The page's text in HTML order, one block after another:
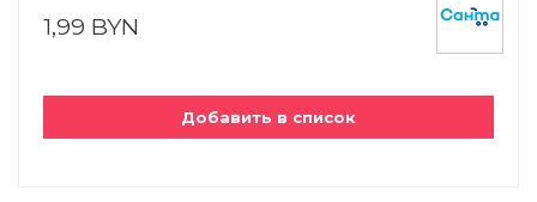
1,99 BYN
Добавить в список